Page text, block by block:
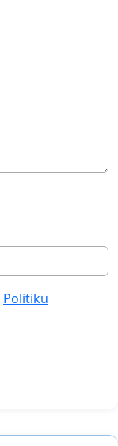
Politiku